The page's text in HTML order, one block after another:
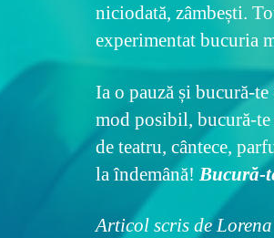
niciodată, zâmbești.
experimentat bucuria
Ia o pauză și bucură-
mod posibil, bucură-
de teatru, cântece,
la îndemână!Bucură-
Articol scris de